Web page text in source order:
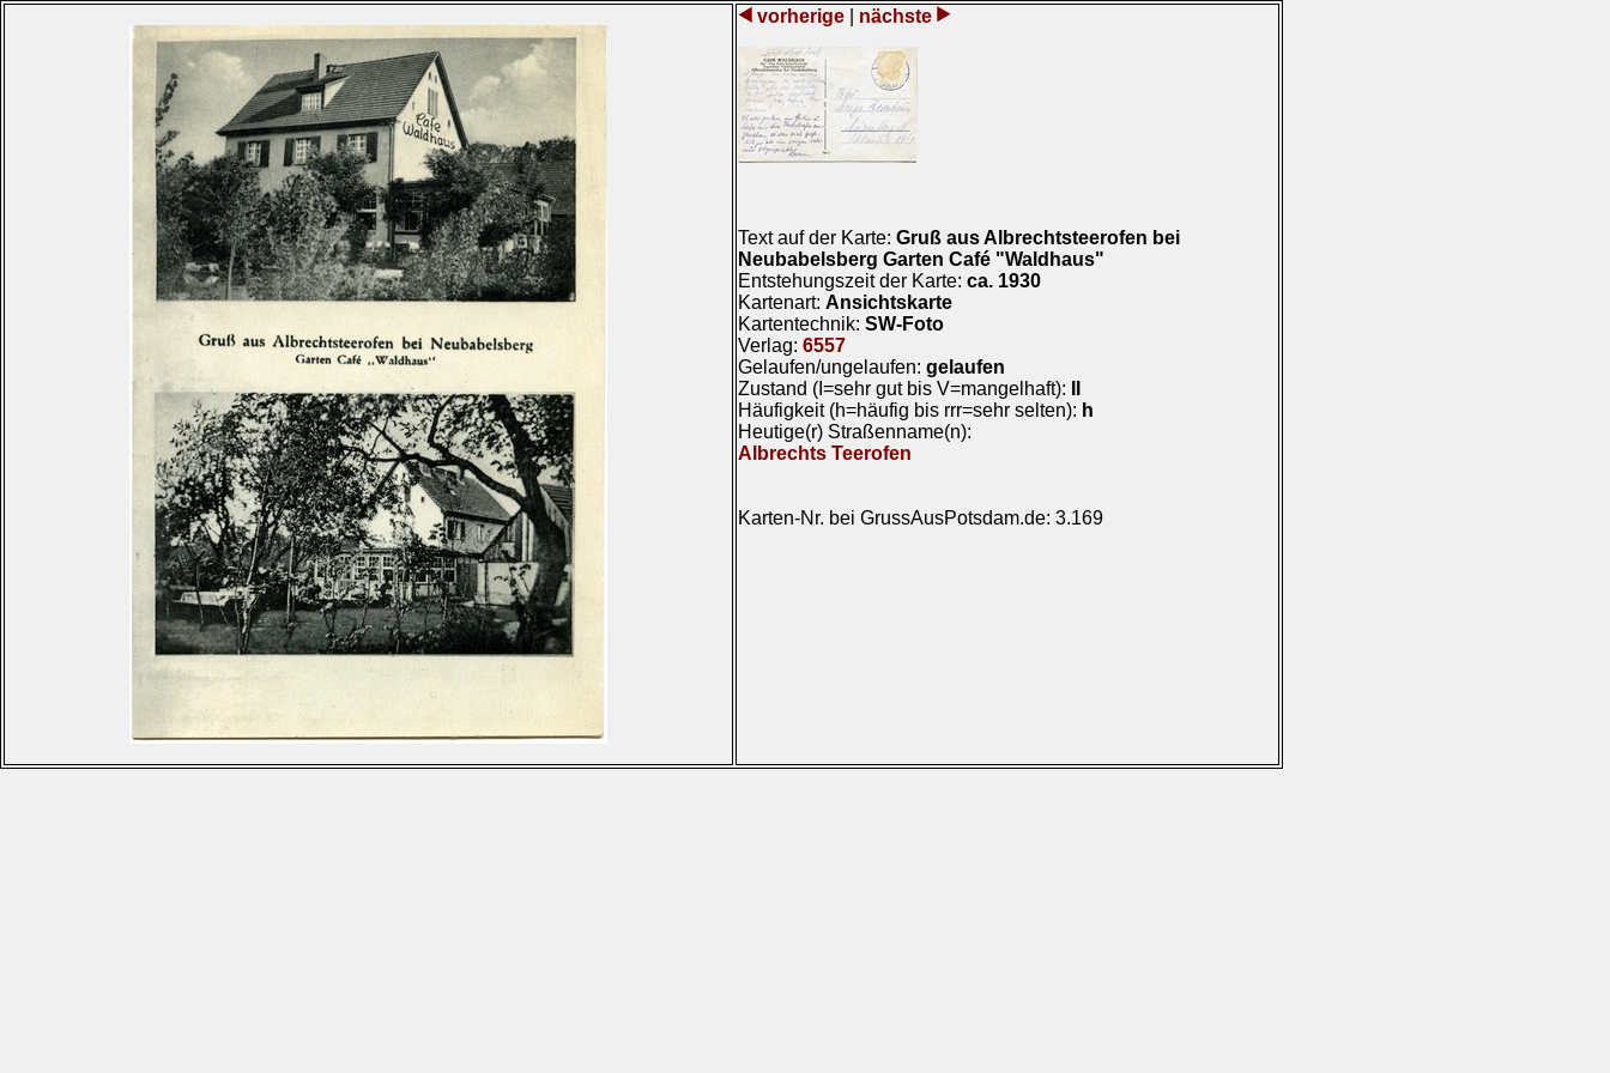
vorherige nächste
Text auf der Karte: Gruß aus Albrechtsteerofen bei
Neubabelsberg Garten Café "Waldhaus"
Entstehungszeit der Karte: ca. 1930
Kartenart: Ansichtskarte
Kartentechnik: SW-Foto
Verlag: 6557
Gelaufen/ungelaufen: gelaufen
Zustand (I=sehr gut bis V=mangelhaft):
Häufigkeit (h=häufig bis rrr=sehr selten): h
Heutige(r) Straßenname(n):
Albrechts Teerofen
Karten-Nr. bei GrussAusPotsdam.de: 3.169